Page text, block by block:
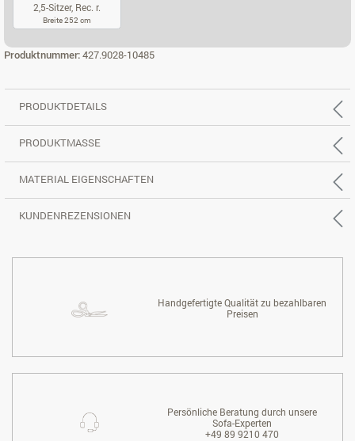
2,5-Sitzer, Rec. r.
Breite 252 cm
Produktnummer:427.9028-10485
PRODUKTDETAILS
PRODUKTMASSE
MATERIAL EIGENSCHAFTEN
KUNDENREZENSIONEN
Handgefertigte Qualität zu bezahlbaren
Preisen
Persönliche Beratung durch unsere
Sofa-Experten
+49 89 9210 470